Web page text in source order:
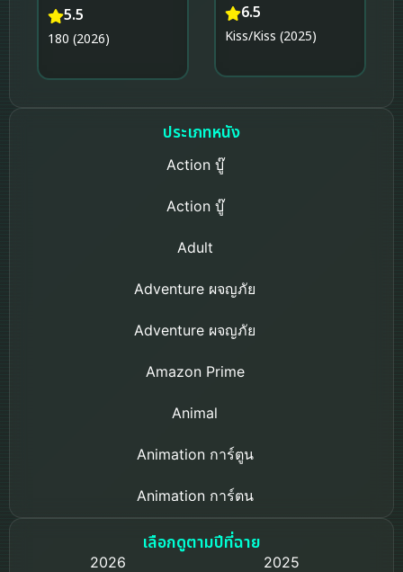
5.5
180 (2026)
6.5
Kiss/Kiss (2025)
ประเภทหนัง
Action บู๊
Action บู๊
Adult
Adventure ผจญภัย
Adventure ผจญภัย
Amazon Prime
Animal
Animation การ์ตูน
Animation การ์ตูน
Based on a True Story เรื่องจริง
เลือกดูตามปีที่ฉาย
2026
2025